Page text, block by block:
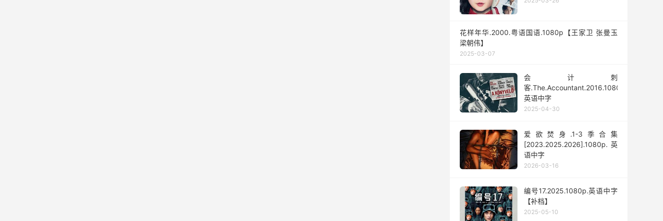
花样年华.2000.粤语国语.1080p【王家卫 张曼玉
梁朝伟】
2025-03-07
会计刺
客.The.Accountant.2016.1080p.
英语中字
2025-04-30
爱欲焚身.1-3季合集
[2023.2025.2026].1080p.英
语中字
2026-03-16
编号17.2025.1080p.英语中字
【补档】
2025-05-10